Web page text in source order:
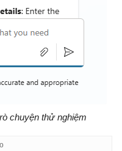
chuyện thử nghiệm